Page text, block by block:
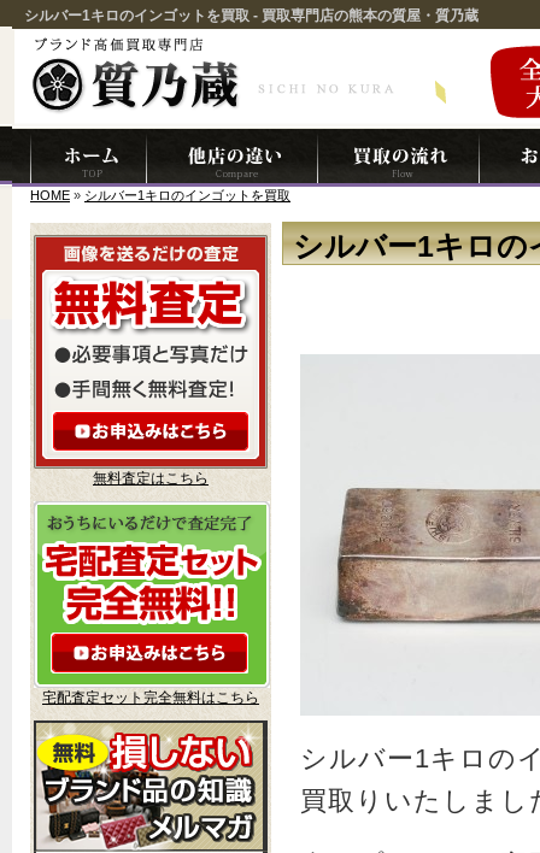
シルバー1キロのインゴットを買取 - 買取専門店の熊本の質屋・質乃蔵
HOME » シルバー1キロのインゴットを買取
シルバー1キロの
シルバー1キロの
買取りいたしまし
無料査定はこちら
宅配査定セット完全無料はこちら